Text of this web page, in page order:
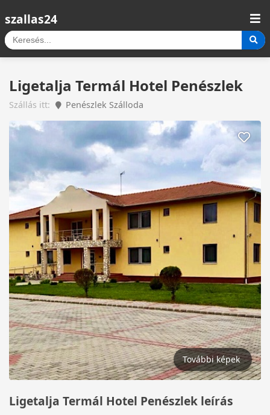
szallas24
Ligetalja Termál Hotel Penészlek
Szállás itt: Penészlek Szálloda
További képek
Ligetalja Termál Hotel Penészlek leírás